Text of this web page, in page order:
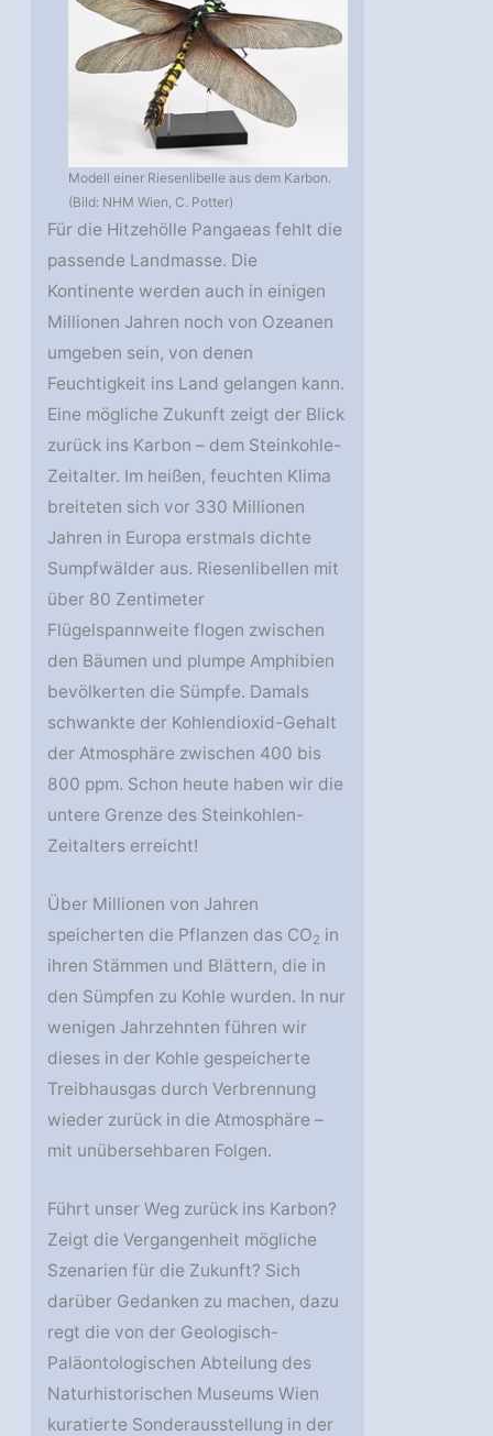
Modell einer Riesenlibelle aus dem Karbon.
(Bild: NHM Wien, C. Potter)
Für die Hitzehölle Pangaeas fehlt die
passende Landmasse. Die
Kontinente werden auch in einigen
Millionen Jahren noch von Ozeanen
umgeben sein, von denen
Feuchtigkeit ins Land gelangen kann.
Eine mögliche Zukunft zeigt der Blick
zurück ins Karbon – dem Steinkohle-
Zeitalter. Im heißen, feuchten Klima
breiteten sich vor 330 Millionen
Jahren in Europa erstmals dichte
Sumpfwälder aus. Riesenlibellen mit
über 80 Zentimeter
Flügelspannweite flogen zwischen
den Bäumen und plumpe Amphibien
bevölkerten die Sümpfe. Damals
schwankte der Kohlendioxid-Gehalt
der Atmosphäre zwischen 400 bis
800 ppm. Schon heute haben wir die
untere Grenze des Steinkohlen-
Zeitalters erreicht!
Über Millionen von Jahren
speicherten die Pflanzen das CO2 in
ihren Stämmen und Blättern, die in
den Sümpfen zu Kohle wurden. In nur
wenigen Jahrzehnten führen wir
dieses in der Kohle gespeicherte
Treibhausgas durch Verbrennung
wieder zurück in die Atmosphäre –
mit unübersehbaren Folgen.
Führt unser Weg zurück ins Karbon?
Zeigt die Vergangenheit mögliche
Szenarien für die Zukunft? Sich
darüber Gedanken zu machen, dazu
regt die von der Geologisch-
Paläontologischen Abteilung des
Naturhistorischen Museums Wien
kuratierte Sonderausstellung in der